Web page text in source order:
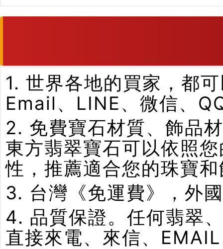
1. 世界各地的買家，都
Email、LINE、微信、
2. 免費寶石材質、飾品
東方翡翠寶石可以依照
性，推薦適合您的珠寶
3. 台灣《免運費》，外
4. 品質保證。任何翡翠
直接來電、來信、